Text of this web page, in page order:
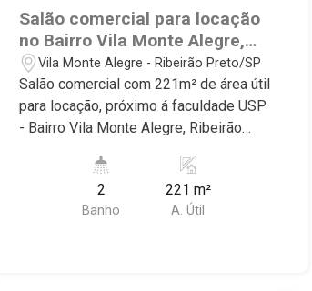
Salão comercial para locação
no Bairro Vila Monte Alegre,
próximo á faculdade USP -
Ribeirão Preto/SP.
Vila Monte Alegre - Ribeirão Preto/SP
Salão comercial com 221m² de área útil
para locação, próximo á faculdade USP
- Bairro Vila Monte Alegre, Ribeirão
deste imóvel que a Martinelli
Imobiliária selecionou para você: -
221m² de área útil - Salão - 2 WC -
2
Banho
221 m²
A. Útil